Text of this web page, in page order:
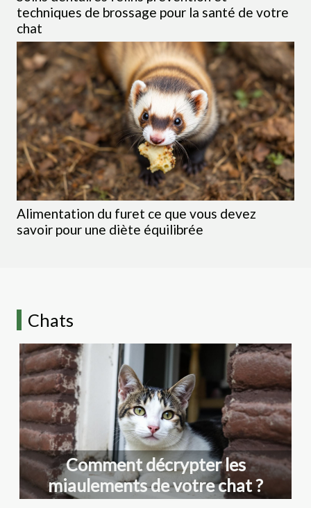
techniques de brossage pour la santé de votre
chat
Alimentation du furet ce que vous devez
savoir pour une diète équilibrée
Chats
Comment décrypter les
miaulements de votre chat ?